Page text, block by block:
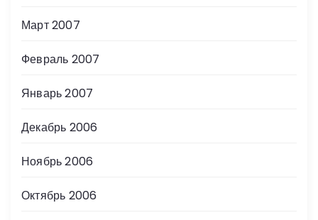
Март 2007
Февраль 2007
Январь 2007
Декабрь 2006
Ноябрь 2006
Октябрь 2006